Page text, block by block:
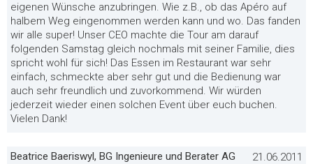
eigenen Wünsche anzubringen. Wie z.B., ob das Apéro auf
halbem Weg eingenommen werden kann und wo. Das fanden
wir alle super! Unser CEO machte die Tour am darauf
folgenden Samstag gleich nochmals mit seiner Familie, dies
spricht wohl für sich! Das Essen im Restaurant war sehr
einfach, schmeckte aber sehr gut und die Bedienung war
auch sehr freundlich und zuvorkommend. Wir würden
jederzeit wieder einen solchen Event über euch buchen.
Vielen Dank!
Beatrice Baeriswyl, BG Ingenieure und Berater AG
21.06.2011